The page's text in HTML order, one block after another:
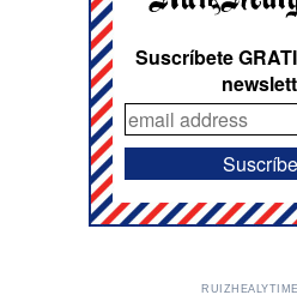
Suscríbete